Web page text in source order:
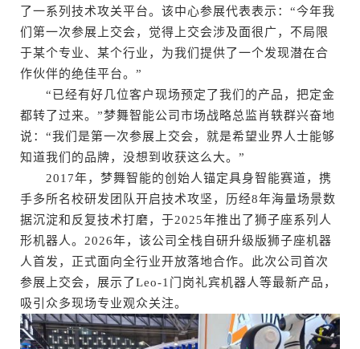
了一系列技术攻关平台。该中心参展代表表示：“今年我
们第一次参展上交会，觉得上交会涉及面很广，不局限
于某个专业、某个行业，为我们提供了一个发现潜在合
作伙伴的绝佳平台。”
“已经有好几位客户现场预定了我们的产品，把定金
都转了过来。”梦舞智能公司市场战略总监肖轶群兴奋地
说：“我们是第一次参展上交会，就是希望业界人士能够
知道我们的品牌，没想到收获这么大。”
2017年，梦舞智能的创始人锚定具身智能赛道，携
手多所名校研发团队开启技术攻坚，历经8年海量场景数
据沉淀和反复技术打磨，于2025年推出了狮子座系列人
形机器人。2026年，该公司全栈自研升级版狮子座机器
人首发，正式面向全行业开放落地合作。此次公司首次
参展上交会，展示了Leo-1门岗礼宾机器人等最新产品，
吸引众多现场专业观众关注。